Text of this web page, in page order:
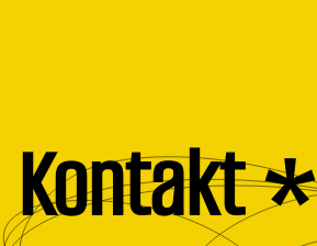
Kontakt *